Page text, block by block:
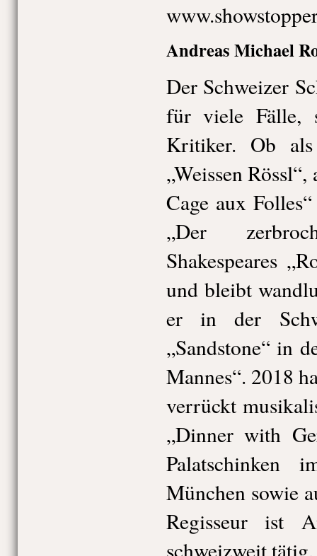
Andreas Michael
Der Schweizer
für viele Fälle,
Kritiker. Ob
„Weissen
Cage aux
„Der
Shakespeares
und bleibt
er in der
„Sandstone“ in
Mannes“. 2018
verrückt
„Dinner with
Palatschinken
München sowie
Regisseur ist
schweizweit tätig.